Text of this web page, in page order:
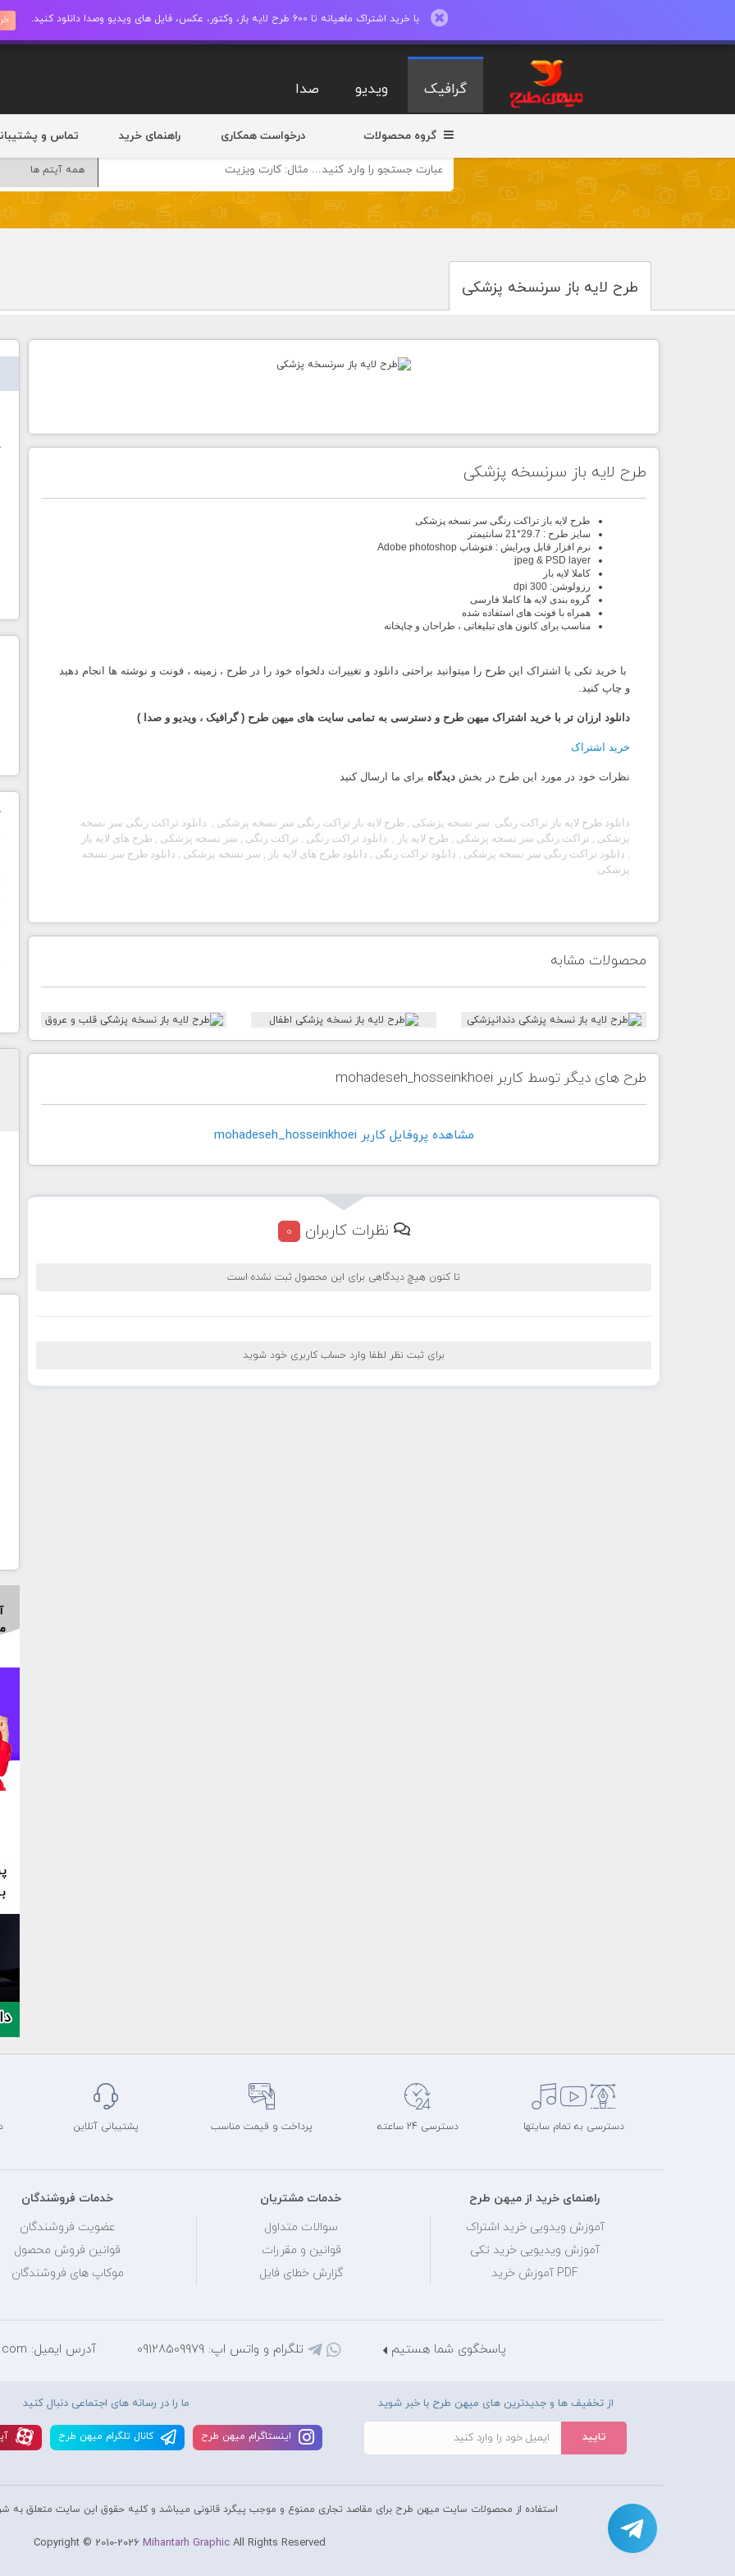
با خرید اشتراک ماهیانه تا 600 طرح لایه باز، وکتور، عکس، فایل های ویدیو وصدا دانلود کنید.
گرافیک ویدیو صدا
گروه محصولات درخواست همکاری راهنمای خرید تماس و
طرح لایه باز سرنسخه پزشکی
طرح لایه باز سرنسخه پزشکی
طرح لایه باز تراکت رنگی سر نسخه پزشکی
سایز طرح : 29.7*21 سانتیمتر
نرم افزار قابل ویرایش : فتوشاپ Adobe photoshop
PSD layer
&
jpeg
کاملا لایه باز
رزولوشن: 300
dpi
گروه بندی لایه ها کاملا فارسی
همراه با فونت های استفاده شده
مناسب برای کانون های تبلیغاتی ، طراحان و چاپخانه
با خرید تکی یا اشتراک این طرح را میتوانید براحتی دانلود و تغییرات دلخواه خود را در طرح ، زمینه ، فونت و نوشته ها انجام دهید
و چاپ کنید.
دانلود ارزان تر با خرید اشتراک میهن طرح و دسترسی به تمامی سایت های میهن طرح ( گرافیک ، ویدیو و صدا )
خرید اشتراک
نظرات خود در مورد این طرح در بخش دیدگاه برای ما ارسال کنید
دانلود طرح لایه باز تراکت رنگی سر نسخه پزشکی , طرح لایه باز تراکت رنگی سر نسخه پزشکی , دانلود تراکت رنگی سر نسخه
پزشکی , تراکت رنگی سر نسخه پزشکی , طرح لایه باز , دانلود تراکت رنگی , تراکت رنگی , سر نسخه پزشکی , طرح های لایه باز
, دانلود تراکت رنگی سر نسخه پزشکی , دانلود تراکت رنگی , دانلود طرح های لایه باز , سر نسخه پزشکی , دانلود طرح سر نسخه
پزشکی
محصولات مشابه
طرح های دیگر توسط کاربر mohadeseh_hosseinkhoei
مشاهده پروفايل کاربر mohadeseh_hosseinkhoei
نظرات کاربران 0
تا کنون هیچ دیدگاهی برای این محصول ثبت نشده است
برای ثبت نظر لطفا وارد حساب کاربری خود شوید
دسترسی به تمام سایتها دسترسی 24 ساعته پرداخت و قیمت مناسب پشتیبانی آنلاین
راهنمای خرید از میهن طرح
آموزش ویدویی خرید اشتراک
آموزش ویدیویی خرید تکی
PDF آموزش خرید
خدمات مشتریان
سوالات متداول
قوانین و مقررات
گزارش خطای فایل
خدمات فروشندگان
عضویت فروشندگان
قوانین فروش محصول
موکاپ های فروشندگان
پاسخگوی شما هستیم تلگرام و واتس اپ: 09128509979 آدرس ایمیل: mihantarh@yahoo.com
از تخفیف ها و جدیدترین های میهن طرح با خبر شوید ما را در رسانه های اجتماعی دنبال کنید
اينستاگرام ميهن طرح کانال تلگرام ميهن طرح
استفاده از محصولات سايت میهن طرح برای مقاصد تجاری ممنوع و موجب پیگرد قانونی میباشد و کليه حقوق اين سايت متعلق
Copyright © 2010-2026 Mihantarh Graphic All Rights Reserved